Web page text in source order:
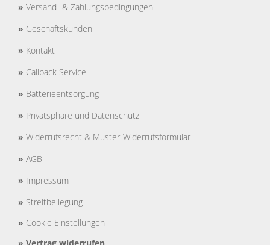
» Versand- & Zahlungsbedingungen
» Geschäftskunden
» Kontakt
» Callback Service
» Batterieentsorgung
» Privatsphäre und Datenschutz
» Widerrufsrecht & Muster-Widerrufsformular
» AGB
» Impressum
» Streitbeilegung
» Cookie Einstellungen
» Vertrag widerrufen